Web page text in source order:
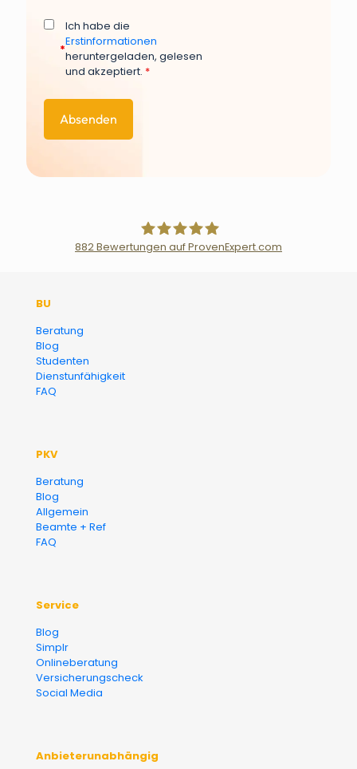
*
Ich habe die
Erstinformationen
heruntergeladen, gelesen
und akzeptiert. *
882Bewertungen auf ProvenExpert.com
BU
Beratung
Blog
Studenten
Dienstunfähigkeit
FAQ
PKV
Beratung
Blog
Allgemein
Beamte + Ref
FAQ
Service
Blog
Simplr
Onlineberatung
Versicherungscheck
Social Media
Anbieterunabhängig